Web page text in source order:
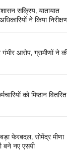
सक्रिय, यातायात
ने किया
आरोप, ग्रामीणों ने
को मिष्ठान वितरित
फेरबदल, सोमेंद्र मीणा
बने नए एसपी